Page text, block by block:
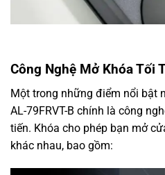
Công Nghệ Mở Khóa Tối
Một trong những điểm nổi bật
AL-79FRVT-B chính là công
tiến. Khóa cho phép bạn mở
khác nhau, bao gồm: